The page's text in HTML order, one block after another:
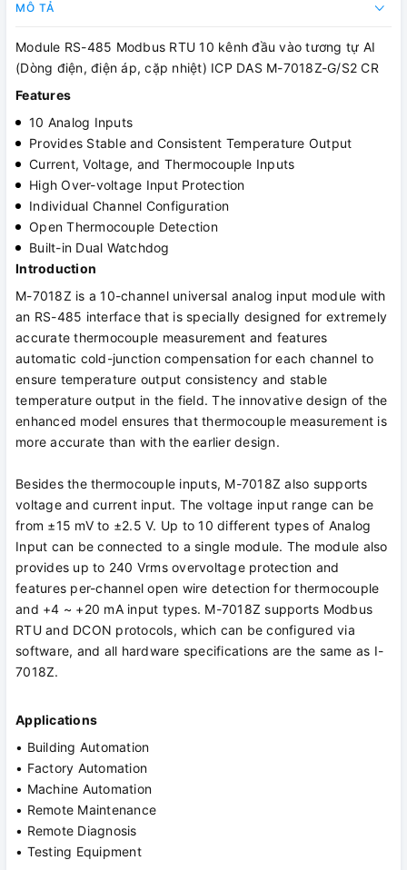
MÔ TẢ
Module RS-485 Modbus RTU 10 kênh đầu vào tương tự AI
(Dòng điện, điện áp, cặp nhiệt) ICP DAS M-7018Z-G/S2 CR
Features
10 Analog Inputs
Provides Stable and Consistent Temperature Output
Current, Voltage, and Thermocouple Inputs
High Over-voltage Input Protection
Individual Channel Configuration
Open Thermocouple Detection
Built-in Dual Watchdog
Introduction
M-7018Z is a 10-channel universal analog input module with
an RS-485 interface that is specially designed for extremely
accurate thermocouple measurement and features
automatic cold-junction compensation for each channel to
ensure temperature output consistency and stable
temperature output in the field. The innovative design of the
enhanced model ensures that thermocouple measurement is
more accurate than with the earlier design.
Besides the thermocouple inputs, M-7018Z also supports
voltage and current input. The voltage input range can be
from ±15 mV to ±2.5 V. Up to 10 different types of Analog
Input can be connected to a single module. The module also
provides up to 240 Vrms overvoltage protection and
features per-channel open wire detection for thermocouple
and +4 ~ +20 mA input types. M-7018Z supports Modbus
RTU and DCON protocols, which can be configured via
software, and all hardware specifications are the same as I-
7018Z.
Applications
• Building Automation
• Factory Automation
• Machine Automation
• Remote Maintenance
• Remote Diagnosis
• Testing Equipment